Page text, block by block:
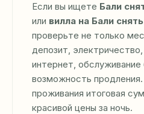
Если вы ищете Бали
или вилла на Бали
проверьте не только
депозит,
интернет, обслуживание
возможность
проживания итоговая
красивой цены за ночь.